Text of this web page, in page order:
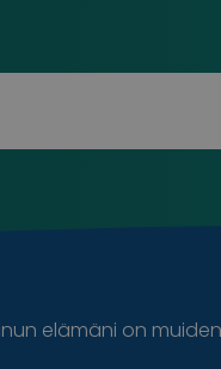
elämäni on